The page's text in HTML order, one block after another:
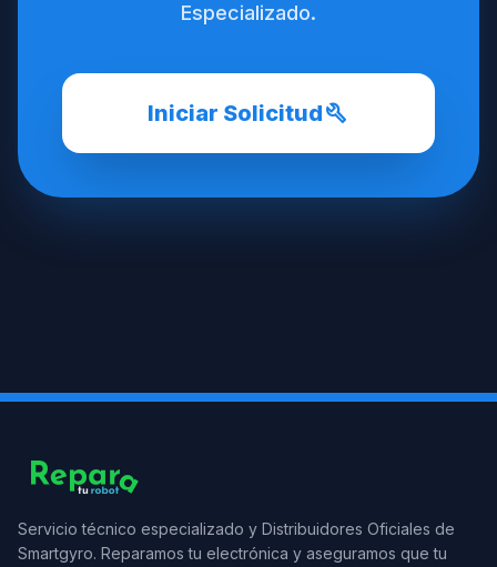
Especializado.
Iniciar Solicitudbuild
Servicio técnico especializado y Distribuidores Oficiales de
Smartgyro. Reparamos tu electrónica y aseguramos que tu